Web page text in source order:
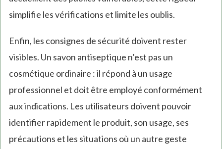
simplifie les vérifications et limite les oublis.
Enfin, les consignes de sécurité doivent rester
visibles. Un savon antiseptique n’est pas un
cosmétique ordinaire : il répond à un usage
professionnel et doit être employé conformément
aux indications. Les utilisateurs doivent pouvoir
identifier rapidement le produit, son usage, ses
précautions et les situations où un autre geste